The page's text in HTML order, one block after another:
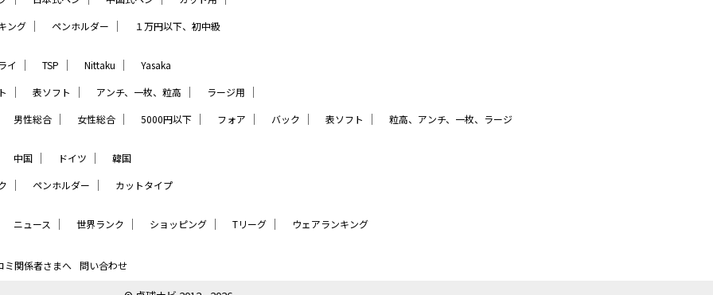
ング ｜ ペンホルダー ｜ １万円以下、初中級
イ ｜ TSP ｜ Nittaku ｜
Yasaka
｜ 表ソフト ｜ アンチ、一枚、粒高 ｜ ラージ用
｜
男性総合 ｜ 女性総合 ｜ 5000円以下 ｜ フォア ｜ バック ｜ 表ソフト ｜ 粒高、アンチ、一枚、ラージ
中国 ｜ ドイツ ｜
韓国
｜ ペンホルダー ｜ カットタイプ
ニュース ｜ 世界ランク ｜ ショッピング ｜ Tリーグ ｜ ウェアランキング
ミ関係者さまへ 問い合わせ